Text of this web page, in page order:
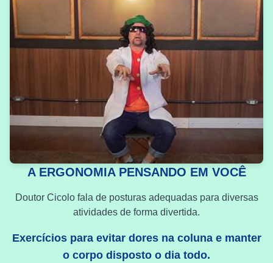
A ERGONOMIA PENSANDO EM VOCÊ
Doutor Cicolo fala de posturas adequadas para diversas
atividades de forma divertida.
Exercícios para evitar dores na coluna e manter
o corpo disposto o dia todo.